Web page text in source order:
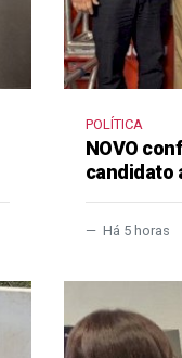
POLÍTICA
NOVO
candidato
Há 5 horas